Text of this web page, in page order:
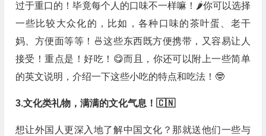
过于重口的！毕竟每个人的口味不一样嘛！🌶️你可以选择
一些比较大众化的，比如，各种口味的茶叶蛋、老干
妈、方便面等等！🍜这些东西既方便携带，又容易让人
接受！重点是！好吃！😋而且，你还可以附上一些简单
的英文说明，介绍一下这些小吃的特点和吃法！🤓
3.文化类礼物，满满的文化气息！🇨🇳
想让外国人更深入地了解中国文化？那就送他们一些与